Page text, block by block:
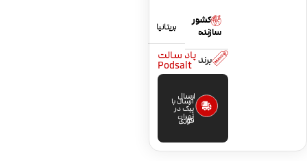
کشور
سازنده
بریتانیا
برندپاد سالت
Podsalt
ارسال
فوری
ارسال با
پیک در
تهران